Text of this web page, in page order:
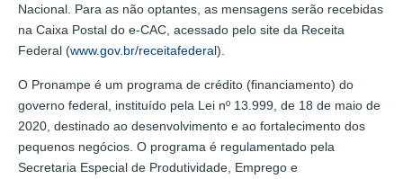
Nacional. Para as não optantes, as mensagens serão recebidas
na Caixa Postal do e-CAC, acessado pelo site da Receita
Federal (www.gov.br/receitafederal).
O Pronampe é um programa de crédito (financiamento) do
governo federal, instituído pela Lei nº 13.999, de 18 de maio de
2020, destinado ao desenvolvimento e ao fortalecimento dos
pequenos negócios. O programa é regulamentado pela
Secretaria Especial de Produtividade, Emprego e